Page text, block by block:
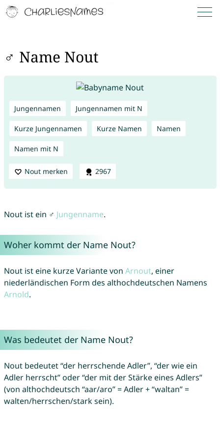
♂ Name Nout
Jungennamen Jungennamen mit N
Kurze Jungennamen Kurze Namen Namen
Namen mit N
Nout merken 2967
Nout ist ein ♂ Jungenname.
Woher kommt der Name Nout?
Nout ist eine kurze Variante von Arnout, einer
niederländischen Form des althochdeutschen Namens
Arnold.
Was bedeutet der Name Nout?
Nout bedeutet “der herrschende Adler”, “der wie ein
Adler herrscht” oder “der mit der Stärke eines Adlers”
(von althochdeutsch “aar/aro” = Adler + “waltan” =
walten/herrschen/stark sein).